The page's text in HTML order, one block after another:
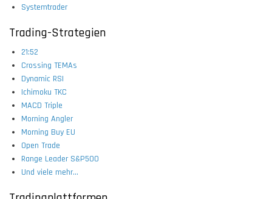
Systemtrader
Trading-Strategien
21:52
Crossing TEMAs
Dynamic RSI
Ichimoku TKC
MACD Triple
Morning Angler
Morning Buy EU
Open Trade
Range Leader S&P500
Und viele mehr...